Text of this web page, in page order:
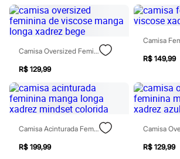
Óculos
Relógios
Calçados
Botas
Chinelos
Sandálias e Papetes
Tênis
Moda esportiva
Acessórios
Bermudas
Camisetas
Calças
Calçados
Camisa Oversized Feminina De Viscose Manga Longa Xadrez Bege
R$ 129,99
R$ 149,99
Camisa Acinturada Feminina Manga Longa Xadrez Mindset Colorida
R$ 199,99 R$ 129,99